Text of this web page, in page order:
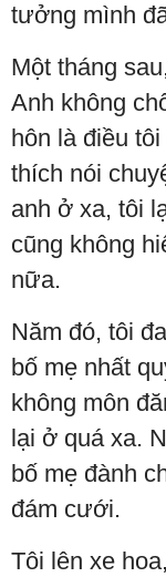
tưởng mình
Một tháng
Anh không
hôn là điều
thích nói
anh ở xa, tôi
cũng không
nữa.
Năm đó, tôi
bố mẹ nhất
không môn
lại ở quá xa.
bố mẹ đành
đám cưới.
Tôi lên xe